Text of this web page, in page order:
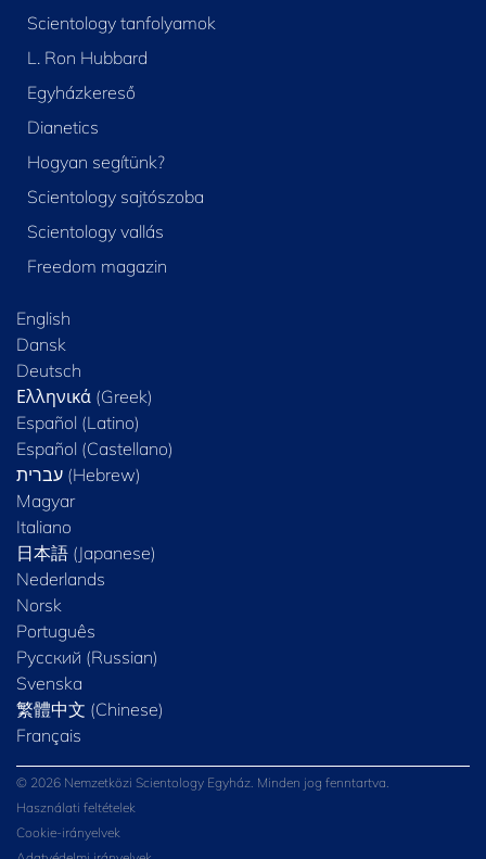
Scientology tanfolyamok
L. Ron Hubbard
Egyházkereső
Dianetics
Hogyan segítünk?
Scientology sajtószoba
Scientology vallás
Freedom magazin
English
Dansk
Deutsch
Ελληνικά (Greek)
Español (Latino)
Español (Castellano)
Magyar
Italiano
日本語 (Japanese)
Nederlands
Norsk
Português
Русский (Russian)
Svenska
繁體中文 (Chinese)
Français
© 2026 Nemzetközi Scientology Egyház. Minden jog fenntartva.
Használati feltételek
Cookie-irányelvek